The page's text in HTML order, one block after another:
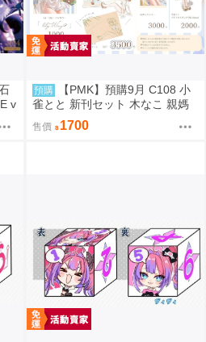
v
預購
【PMK】預購9月 C108 小
雀とと 新刊セット 木なこ 親媽
新刊套組 VSPO
售價 1700